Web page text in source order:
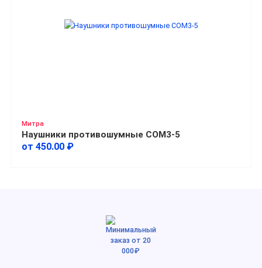
Митра
Наушники противошумные СОМ3-5
от 450.00 ₽